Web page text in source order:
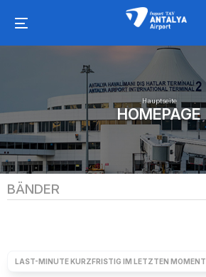
Hauptseite
HOMEPAGE
BÄNDER
LAST-MINUTE KURZFRISTIG IM LETZTEN MOMENT